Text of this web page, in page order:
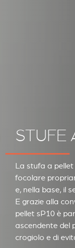
STUFE
La stufa a
focolare
e, nella base, il
E grazie alla
pellet sP10 è
ascendente del
crogiolo e di